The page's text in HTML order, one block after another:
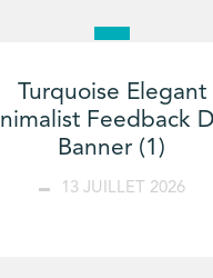
Turquoise Elegant
Feedback
Banner (1)
13 JUILLET 2026